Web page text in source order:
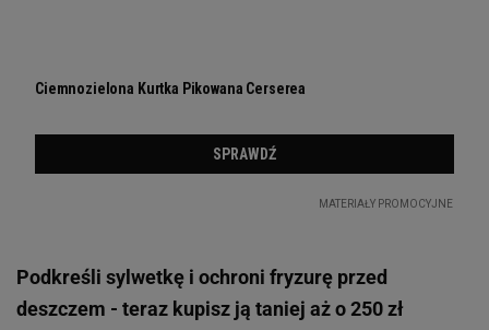
Podkreśli sylwetkę i ochroni fryzurę przed
deszczem - teraz kupisz ją taniej aż o 250 zł